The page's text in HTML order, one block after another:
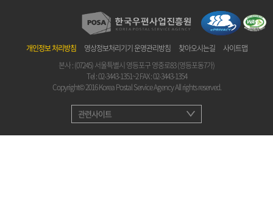
개인정보 처리방침 영상정보처리기기 운영관리방침 찾아오시는길
사이트맵
본사 : (07245) 서울특별시 영등포구 영중로83 (영등포동7가)
Tel :02-3443-1351~2FAX : 02-3443-1354
Copyright© 2016 Korea Postal Service Agency All rights reserved.
관련사이트